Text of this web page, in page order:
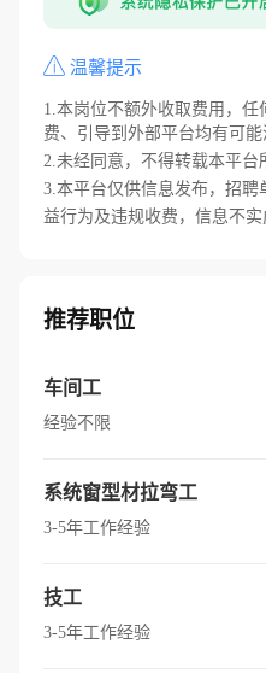
温馨提示
1.本岗位不额外收取费用，任
费、引导到外部平台均有可
2.未经同意，不得转载本平台
3.本平台仅供信息发布，招
益行为及违规收费，信息不实
推荐职位
车间工
经验不限
系统窗型材拉弯工
3-5年工作经验
技工
3-5年工作经验